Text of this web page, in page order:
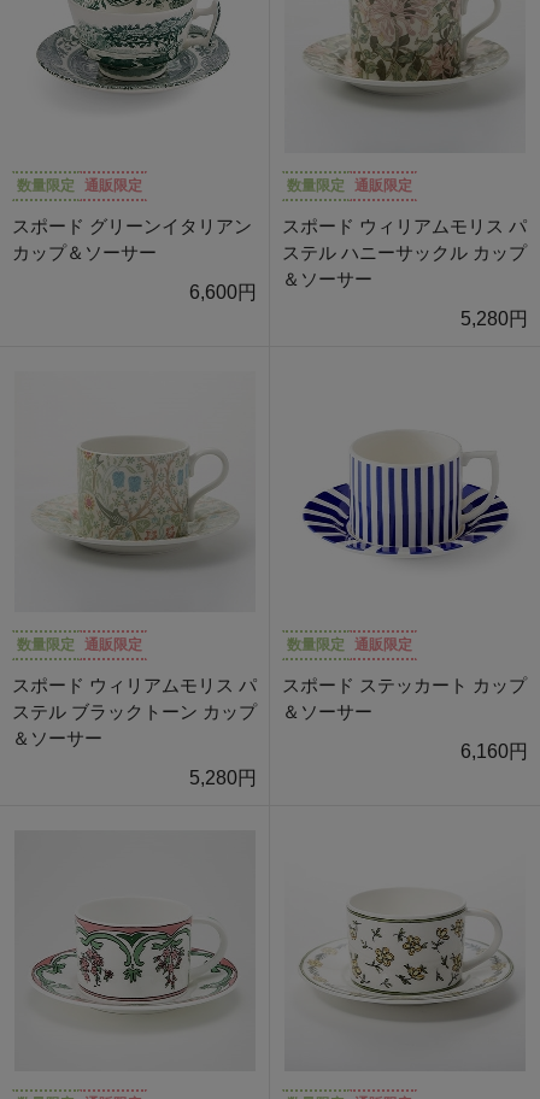
数量限定 通販限定
スポード グリーンイタリアン
カップ＆ソーサー
6,600円
数量限定 通販限定
スポード ウィリアムモリス パ
ステル ハニーサックル カップ
＆ソーサー
5,280円
数量限定 通販限定
スポード ウィリアムモリス パ
ステル ブラックトーン カップ
＆ソーサー
5,280円
数量限定 通販限定
スポード ステッカート カップ
＆ソーサー
6,160円